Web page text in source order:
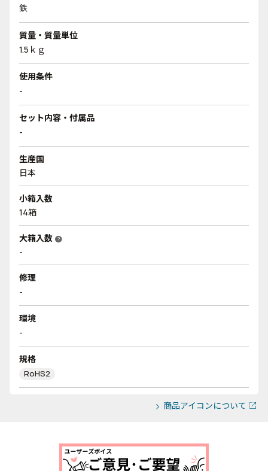
鉄
質量・質量単位
1.5ｋｇ
使用条件
-
セット内容・付属品
-
生産国
日本
小箱入数
14箱
大箱入数 help
-
修理
-
環境
-
規格
RoHS2
商品アイコンについて